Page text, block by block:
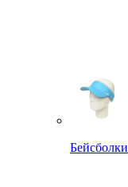
Бейсболки